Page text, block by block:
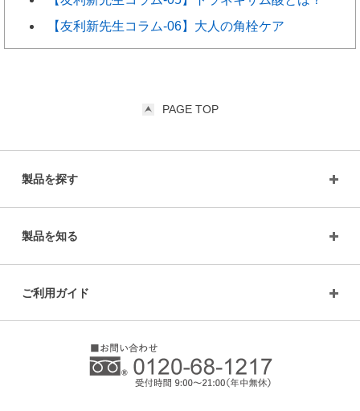
【友利新先生コラム-06】大人の角栓ケア
PAGE TOP
製品を探す
製品を知る
ご利用ガイド